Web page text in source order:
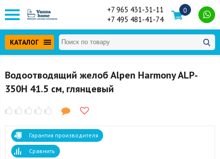
+7 965 431-31-11
+7 495 481-41-74
0
КАТАЛОГ
Водоотводящий желоб Alpen Harmony ALP-
350H 41.5 см, глянцевый
Гарантия производителя
Сравнить